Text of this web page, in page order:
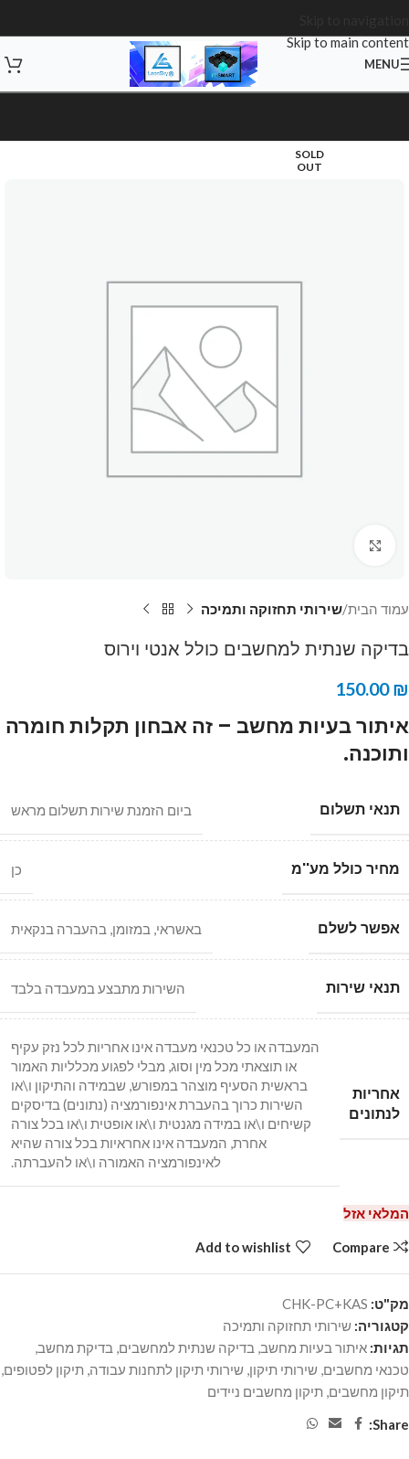
Skip to main content
MENU
SOLD
OUT
עמוד הבית שירותי תחזוקה ותמיכה
בדיקה שנתית למחשבים כולל אנטי וירוס
150.00₪
איתור בעיות מחשב – זה אבחון תקלות חומרה
ותוכנה.
תנאי תשלום ביום הזמנת שירות תשלום מראש
מחיר כולל מע''מ כן
אפשר לשלם באשראי, במזומן, בהעברה בנקאית
תנאי שירות השירות מתבצע במעבדה בלבד
אחריות
לנתונים
המעבדה או כל טכנאי מעבדה אינו אחריות לכל נזק עקיף
או תוצאתי מכל מין וסוג, מבלי לפגוע מכלליות האמור
בראשית הסעיף מוצהר במפורש, שבמידה והתיקון ו\או
השירות כרוך בהעברת אינפורמציה (נתונים) בדיסקים
קשיחים ו\או במידה מגנטית ו\או אופטית ו\או בכל צורה
אחרת, המעבדה אינו אחראיות בכל צורה שהיא
לאינפורמציה האמורה ו\או להעברתה.
המלאי אזל
Compare
Add to wishlist
מק"ט: CHK-PC+KAS
קטגוריה: שירותי תחזוקה ותמיכה
תגיות: איתור בעיות מחשב, בדיקה שנתית למחשבים, בדיקת מחשב,
טכנאי מחשבים, שירותי תיקון, שירותי תיקון לתחנות עבודה, תיקון לפטופים,
תיקון מחשבים, תיקון מחשבים ניידים
Share: